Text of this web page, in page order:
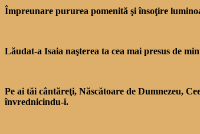
Împreunare pururea pomenită şi însoţire
Lăudat-a Isaia naşterea ta cea mai presus de
Pe ai tăi cântăreţi, Născătoare de Dumnezeu,
învrednicindu-i.